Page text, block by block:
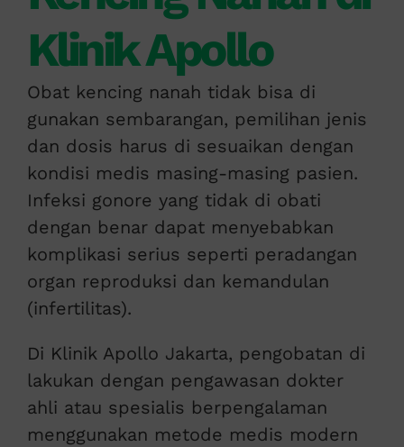
Klinik Apollo
Obat kencing nanah tidak bisa di
gunakan sembarangan, pemilihan jenis
dan dosis harus di sesuaikan dengan
kondisi medis masing-masing pasien.
Infeksi gonore yang tidak di obati
dengan benar dapat menyebabkan
komplikasi serius seperti peradangan
organ reproduksi dan kemandulan
(infertilitas).
Di Klinik Apollo Jakarta, pengobatan di
lakukan dengan pengawasan dokter
ahli atau spesialis berpengalaman
menggunakan metode medis modern